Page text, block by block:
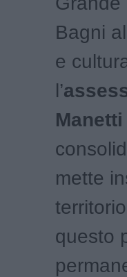
Bagni
e
l’
Manetti
mette
questo